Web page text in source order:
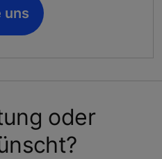
uns
oder